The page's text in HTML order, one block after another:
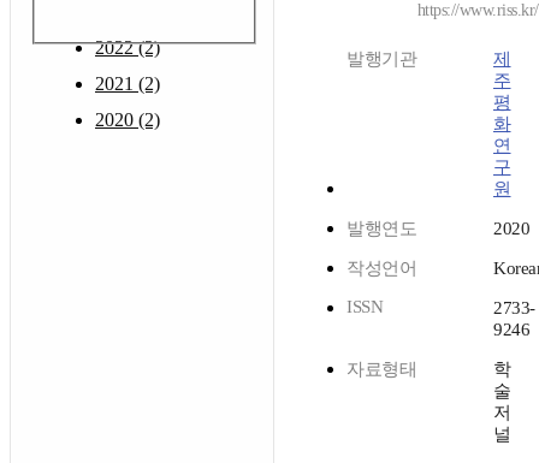
2022 (2)
2021 (2)
2020 (2)
https://
발행기관
제
주
평
화
연
구
원
발행연도 2020
작성언어
ISSN
2733-
9246
자료형태
학
술
저
널